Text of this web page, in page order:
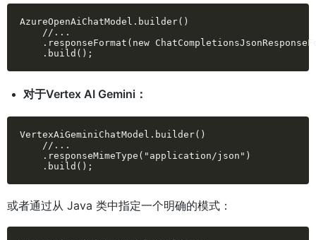
AzureOpenAiChatModel.builder()
//...
.responseFormat(new
.build();
对于Vertex AI Gemini：
VertexAiGeminiChatModel.builder()
//...
.responseMimeType("application/json")
.build();
或者通过从 Java 类中指定一个明确的模式：